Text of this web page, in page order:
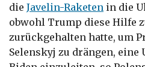
die Javelin-Raketen in die
obwohl Trump diese Hilfe
zurückgehalten hatte, um
Selenskyj zu drängen, eine